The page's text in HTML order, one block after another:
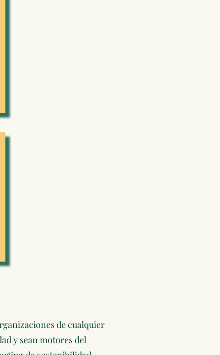
de cualquier
y sean motores del